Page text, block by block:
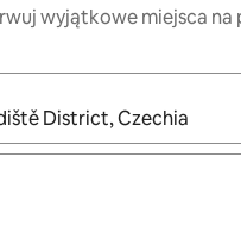
wyjątkowe miejsca na
dostępne, możesz poruszać